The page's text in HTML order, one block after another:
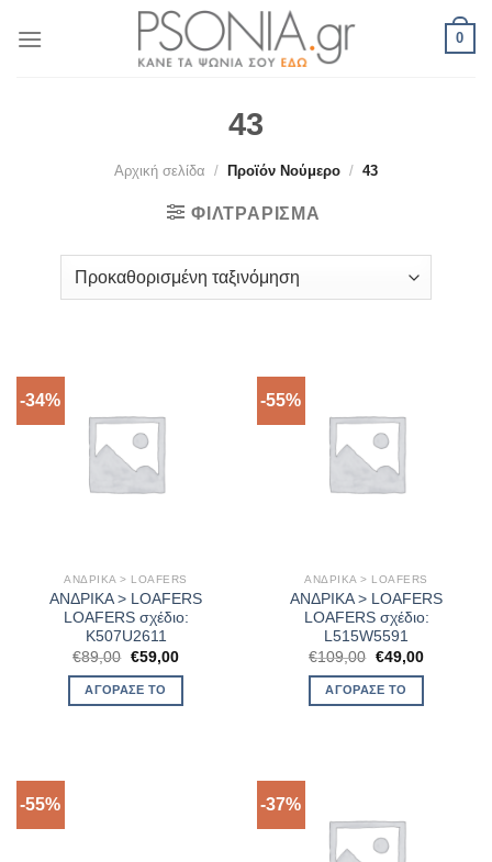
0
43
Αρχική σελίδα / Προϊόν Νούμερο / 43
ΦΙΛΤΡΆΡΙΣΜΑ
-34%
ΑΝΔΡΙΚΑ > LOAFERS
ΑΝΔΡΙΚΑ > LOAFERS
LOAFERS σχέδιο:
K507U2611
€89,00 Original
price
was:
€89,00.
€59,00Η
ΑΓΌΡΑΣΈ ΤΟ
-55%
ΑΝΔΡΙΚΑ > LOAFERS
ΑΝΔΡΙΚΑ > LOAFERS
LOAFERS σχέδιο:
L515W5591
€109,00 Original
price
was:
€109,00.
€49,00Η
ΑΓΌΡΑΣΈ ΤΟ
-55% -37%